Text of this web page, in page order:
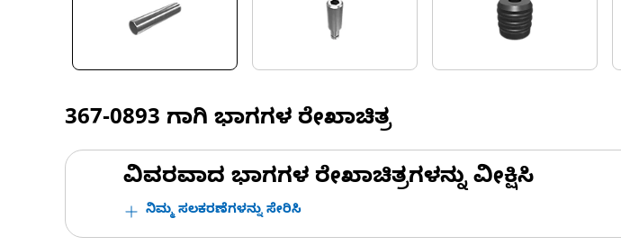
367-0893 ಗಾಗಿ ಭಾಗಗಳ ರೇಖಾಚಿತ್ರ
ವಿವರವಾದ ಭಾಗಗಳ ರೇಖಾಚಿತ್ರಗಳನ್ನು ವೀಕ್ಷಿಸಿ
ನಿಮ್ಮ ಸಲಕರಣೆಗಳನ್ನು ಸೇರಿಸಿ